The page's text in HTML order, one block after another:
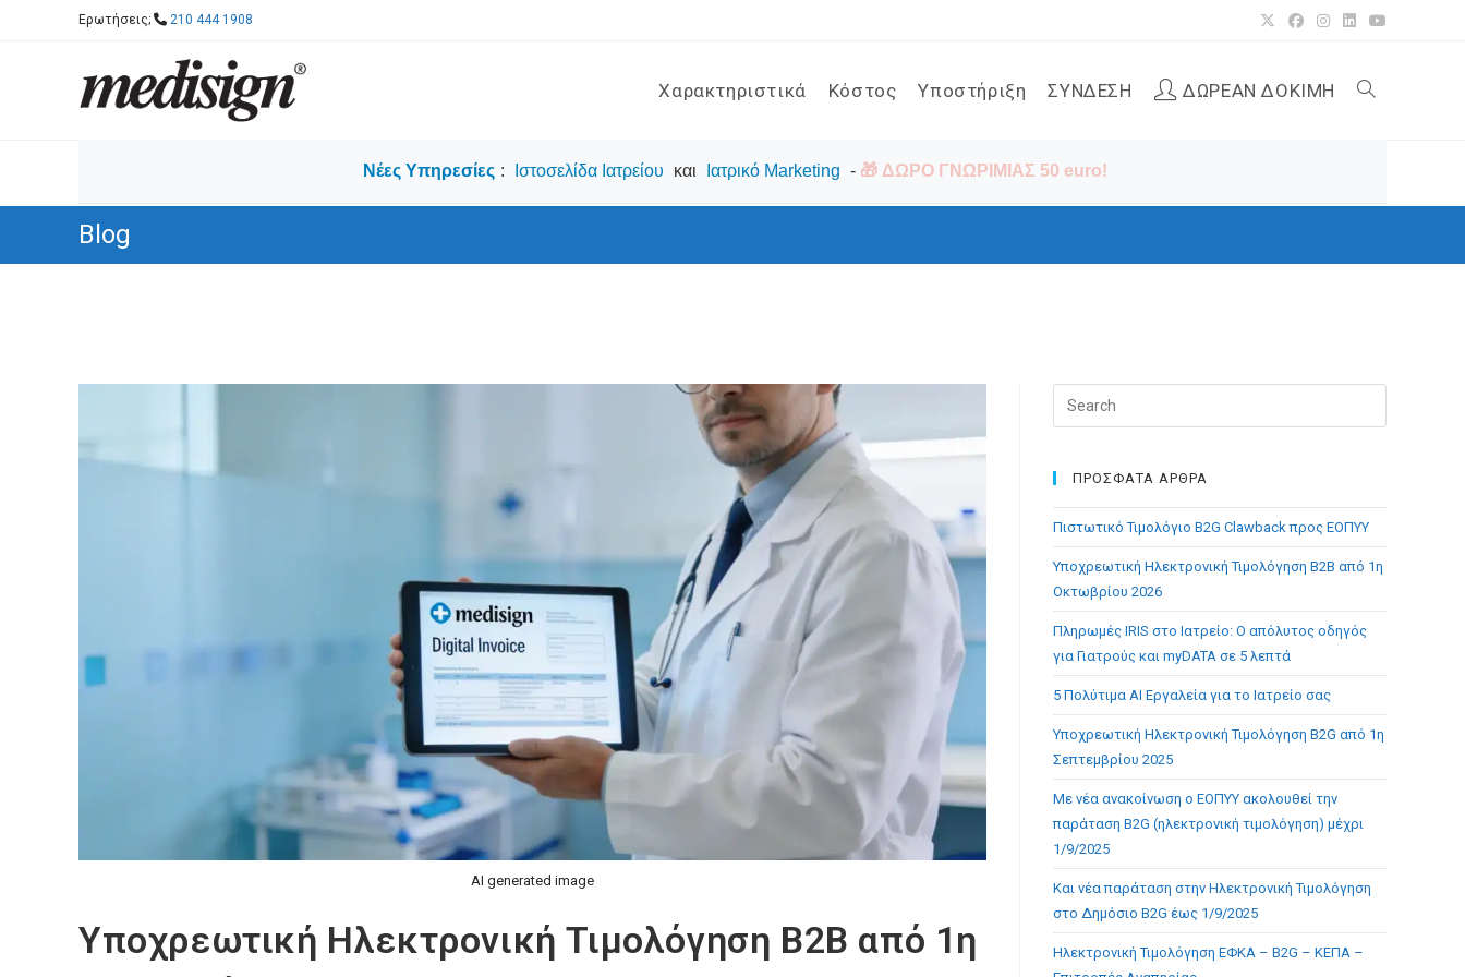
Ερωτήσεις; 210 444 1908
Νέες Υπηρεσίες : Ιστοσελίδα Ιατρείου και Ιατρικό Marketing - 🎁 ΔΩΡΟ ΓΝΩΡΙΜΙΑΣ 50 euro!
Χαρακτηριστικά Κόστος Υποστήριξη ΣΥΝΔΕΣΗ ΔΩΡΕΑΝ ΔΟΚΙΜΗ Toggle
Blog
AI generated image
Υποχρεωτική Ηλεκτρονική Τιμολόγηση B2B από 1η
Escape
ΠΡΟΣΦΑΤΑ ΑΡΘΡΑ
Πιστωτικό Τιμολόγιο B2G Clawback προς ΕΟΠΥΥ
Υποχρεωτική Ηλεκτρονική Τιμολόγηση B2B από 1η
Οκτωβρίου 2026
Πληρωμές IRIS στο Ιατρείο: Ο απόλυτος οδηγός
για Γιατρούς και myDATA σε 5 λεπτά
5 Πολύτιμα AI Εργαλεία για το Ιατρείο σας
Υποχρεωτική Ηλεκτρονική Τιμολόγηση B2G από 1η
Σεπτεμβρίου 2025
Με νέα ανακοίνωση ο ΕΟΠΥΥ ακολουθεί την
παράταση B2G (ηλεκτρονική τιμολόγηση) μέχρι
1/9/2025
Και νέα παράταση στην Ηλεκτρονική Τιμολόγηση
στο Δημόσιο B2G έως 1/9/2025
Ηλεκτρονική Τιμολόγηση ΕΦΚΑ – B2G – ΚΕΠΑ –